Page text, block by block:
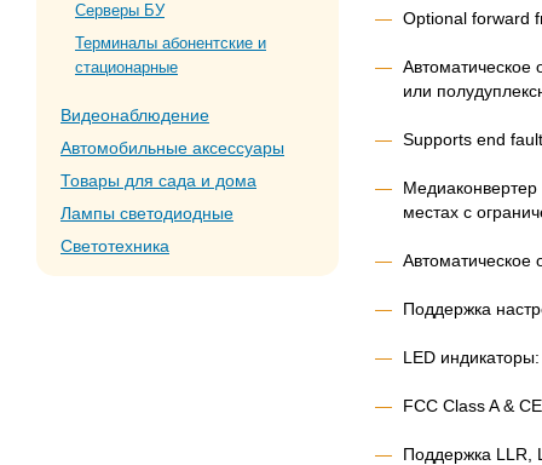
Серверы БУ
Терминалы абонентские и
стационарные
Видеонаблюдение
Автомобильные аксессуары
Товары для сада и дома
Лампы светодиодные
Светотехника
Optional forward
или
Supports end
местах с
Автоматическое
Поддержка
LED
FCC Class A & CE
Поддержка LLR,